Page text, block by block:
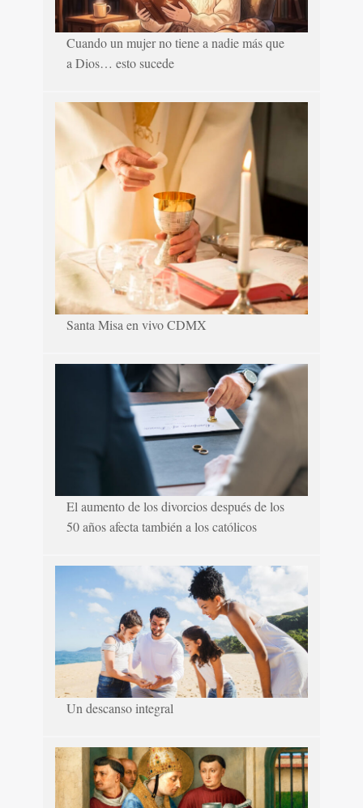
Cuando un mujer no tiene a nadie más que
a Dios… esto sucede
Santa Misa en vivo CDMX
El aumento de los divorcios después de los
50 años afecta también a los católicos
Un descanso integral